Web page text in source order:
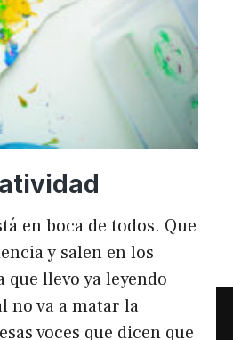
en boca de todos. Que
y salen en los
llevo ya leyendo
no va a matar la
voces que dicen que